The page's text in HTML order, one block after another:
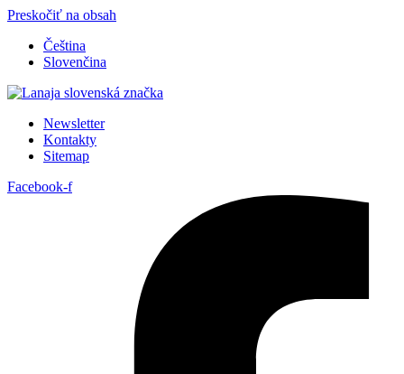
Preskočiť na obsah
Čeština
Slovenčina
Newsletter
Kontakty
Sitemap
Facebook-f